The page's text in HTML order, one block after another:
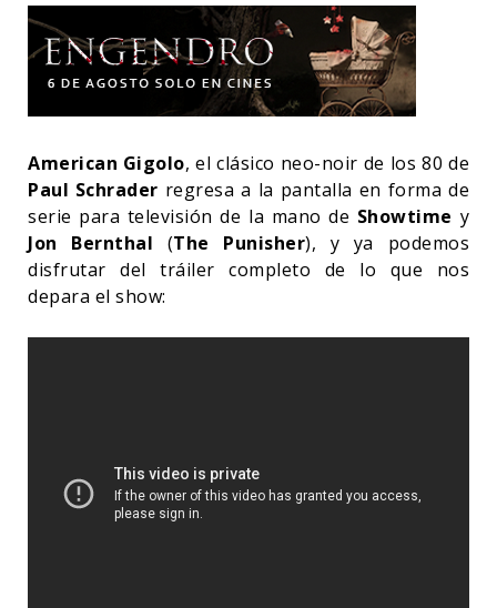
American Gigolo, el clásico neo-noir de los 80 de
Paul Schrader regresa a la pantalla en forma de
serie para televisión de la mano de Showtime y
Jon
Bernthal (The Punisher), y ya podemos
disfrutar del tráiler completo de lo que nos
depara el show: